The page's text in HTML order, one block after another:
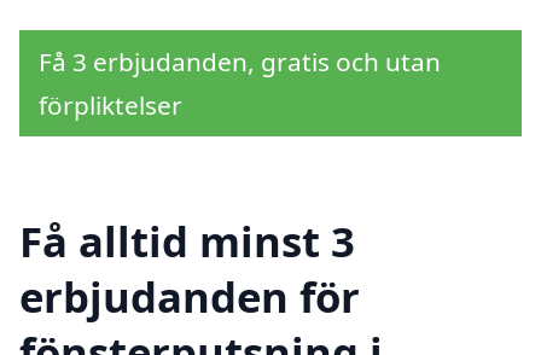
Få 3 erbjudanden, gratis och utan
förpliktelser
Få alltid minst 3
erbjudanden för